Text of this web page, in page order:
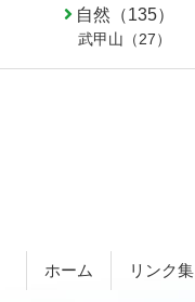
自然（135）
武甲山（27）
ホーム リンク集